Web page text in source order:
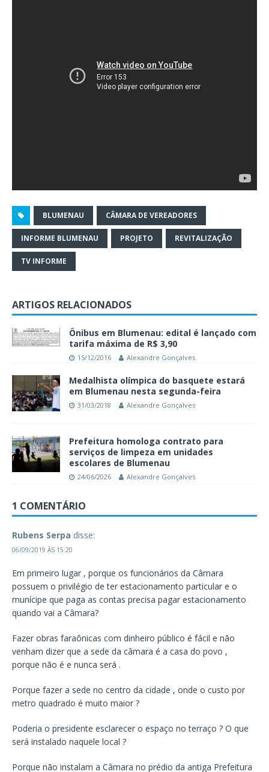
BLUMENAU CÂMARA DE VEREADORES
INFORME BLUMENAU PROJETO REVITALIZAÇÃO
TV INFORME
ARTIGOS RELACIONADOS
Ônibus em Blumenau: edital é lançado com
tarifa máxima de R$ 3,90
15/12/2016 Alexandre Gonçalves
Medalhista olímpica do basquete estará
em Blumenau nesta segunda-feira
31/03/2018 Alexandre Gonçalves
Prefeitura homologa contrato para
serviços de limpeza em unidades
escolares de Blumenau
24/06/2026 Alexandre Gonçalves
1 COMENTÁRIO
Rubens Serpa disse:
06/09/2019 ÀS 15:20
Em primeiro lugar , porque os funcionários da Câmara
possuem o privilégio de ter estacionamento particular e o
munícipe que paga as contas precisa pagar estacionamento
quando vai a Câmara?
Fazer obras faraônicas com dinheiro público é fácil e não
venham dizer que a sede da câmara é a casa do povo ,
porque não é e nunca será .
Porque fazer a sede no centro da cidade , onde o custo por
metro quadrado é muito maior ?
Poderia o presidente esclarecer o espaço no terraço ? O que
será instalado naquele local ?
Porque não instalam a Câmara no prédio da antiga Prefeitura